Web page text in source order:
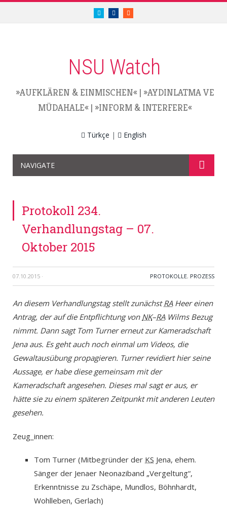
twitter.com/nsuwatch
facebook.com/nsuwatch
RSS
NSU Watch
»AUFKLÄREN & EINMISCHEN« | »AYDINLATMA VE
MÜDAHALE« | »INFORM & INTERFERE«
Türkçe | English
NAVIGATE
Protokoll 234.
Verhandlungstag – 07.
Oktober 2015
07.10.2015 · PROTOKOLLE, PROZESS
An diesem Verhandlungstag stellt zunächstRAHeer einen
Antrag, der auf die Entpflichtung von NK–RAWilms Bezug
nimmt. Dann sagt Tom Turner erneut zur Kameradschaft
Jena aus. Es geht auch noch einmal um Videos, die
Gewaltausübung propagieren. Turner revidiert hier seine
Aussage, er habe diese gemeinsam mit der
Kameradschaft angesehen. Dieses mal sagt er aus, er
hätte sie zu einem späteren Zeitpunkt mit anderen Leuten
gesehen.
Zeug_innen:
Tom Turner (Mitbegründer der KS Jena, ehem.
Sänger der Jenaer Neonaziband „Vergeltung“,
Erkenntnisse zu Zschäpe, Mundlos, Böhnhardt,
Wohlleben, Gerlach)